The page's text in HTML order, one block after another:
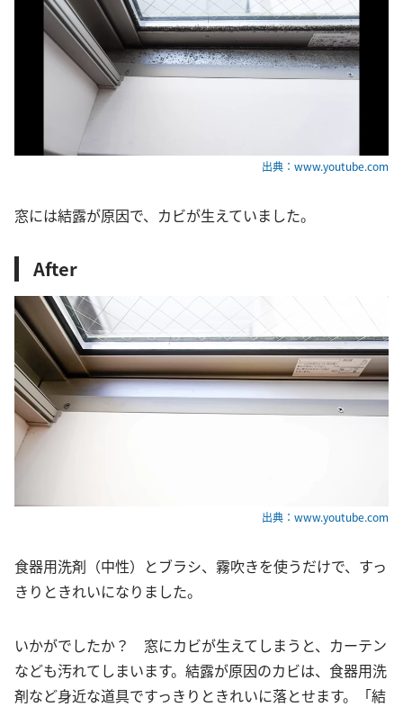
出典：www.youtube.com
窓には結露が原因で、カビが生えていました。
After
出典：www.youtube.com
食器用洗剤（中性）とブラシ、霧吹きを使うだけで、すっ
きりときれいになりました。
いかがでしたか？ 窓にカビが生えてしまうと、カーテン
なども汚れてしまいます。結露が原因のカビは、食器用洗
剤など身近な道具ですっきりときれいに落とせます。「結